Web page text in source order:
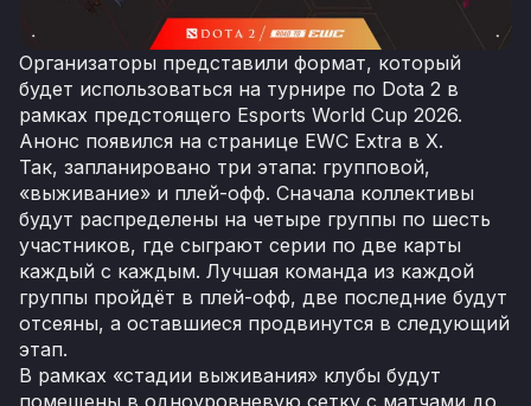
Организаторы представили формат, который
будет использоваться на турнире по Dota 2 в
рамках предстоящего Esports World Cup 2026.
Анонс появился на странице EWC Extra в X.
Так, запланировано три этапа: групповой,
«выживание» и плей-офф. Сначала коллективы
будут распределены на четыре группы по шесть
участников, где сыграют серии по две карты
каждый с каждым. Лучшая команда из каждой
группы пройдёт в плей-офф, две последние будут
отсеяны, а оставшиеся продвинутся в следующий
этап.
В рамках «стадии выживания» клубы будут
помещены в одноуровневую сетку с матчами до